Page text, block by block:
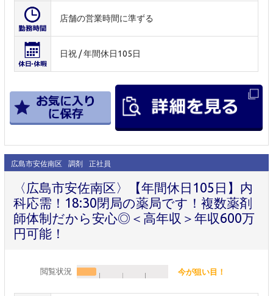
店舗の営業時間に準ずる
日祝 / 年間休日105日
広島市安佐南区 調剤 正社員
〈広島市安佐南区〉【年間休日105日】内
科応需！18:30閉局の薬局です！複数薬剤
師体制だから安心◎＜高年収＞年収600万
円可能！
閲覧状況 今が狙い目！